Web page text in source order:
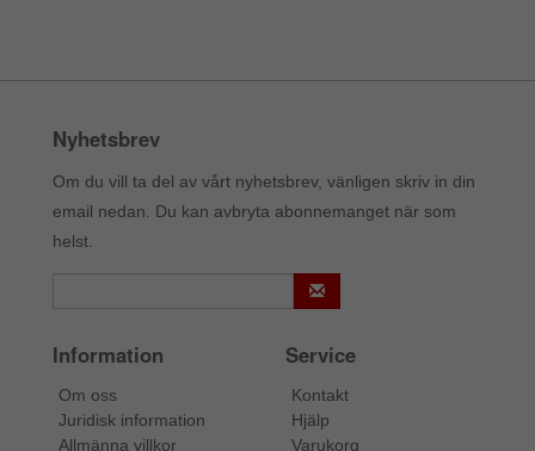
Nyhetsbrev
Om du vill ta del av vårt nyhetsbrev, vänligen skriv in din
email nedan. Du kan avbryta abonnemanget när som
helst.
Information
Om oss
Juridisk information
Allmänna villkor
Service
Kontakt
Hjälp
Varukorg